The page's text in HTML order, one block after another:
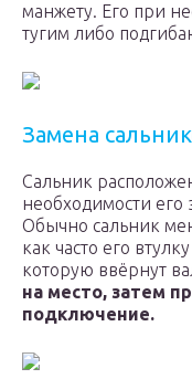
манжету. Его при
тугим либо
Замена
Сальник
необходимости его
Обычно сальник
как часто его
которую ввёрнут
на место, затем
подключение.